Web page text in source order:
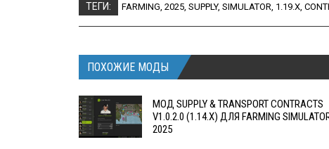
ТЕГИ: FARMING, 2025, SUPPLY, SIMULATOR, 1.19.X,
ПОХОЖИЕ МОДЫ
МОД SUPPLY & TRANSPORT CONTRACTS
V1.0.2.0 (1.14.X) ДЛЯ FARMING
2025